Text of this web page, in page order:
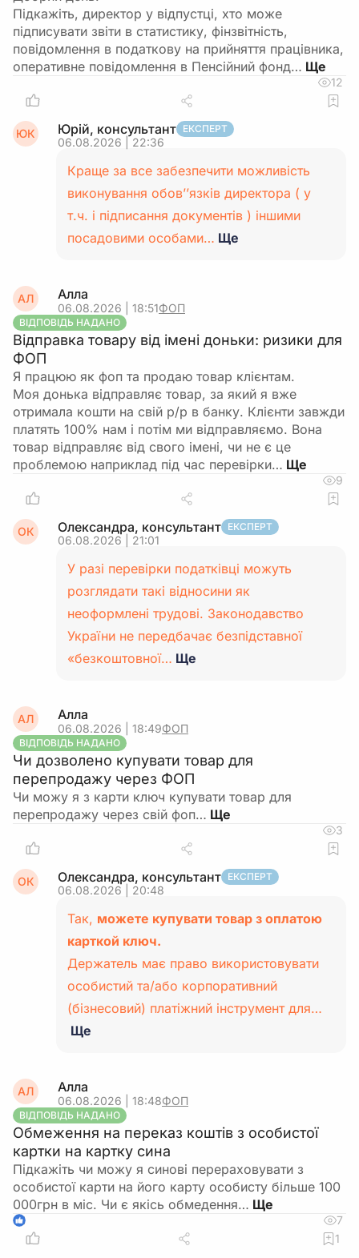
Підкажіть, директор у відпустці, хто може
підписувати звіти в статистику, фінзвітність,
повідомлення в податкову на прийняття працівника,
оперативне повідомлення в Пенсійний фонд…
12
ЮК Юрій, консультант ЕКСПЕРТ
06.08.2026 | 22:36
Краще за все забезпечити можливість
виконування обов’’язків директора ( у
т.ч. і підписання документів ) іншими
посадовими особами… Ще
АЛ Алла
06.08.2026 | 18:51ФОП
ВІДПОВІДЬ НАДАНО
Відправка товару від імені доньки: ризики для
ФОП
Я працюю як фоп та продаю товар клієнтам.
Моя донька відправляє товар, за який я вже
отримала кошти на свій р/р в банку. Клієнти завжди
платять 100% нам і потім ми відправляємо. Вона
товар відправляє від свого імені, чи не є це
проблемою наприклад під час перевірки…
9
ОК Олександра, консультант ЕКСПЕРТ
06.08.2026 | 21:01
У разі перевірки податківці можуть
розглядати такі відносини як
неоформлені трудові. Законодавство
України не передбачає безпідставної
«безкоштовної… Ще
АЛ Алла
06.08.2026 | 18:49ФОП
ВІДПОВІДЬ НАДАНО
Чи дозволено купувати товар для
перепродажу через ФОП
Чи можу я з карти ключ купувати товар для
перепродажу через свій фоп…
3
ОК Олександра, консультант ЕКСПЕРТ
06.08.2026 | 20:48
Так, можете купувати товар з оплатою
карткой ключ.
Держатель має право використовувати
особистий та/або корпоративний
(бізнесовий) платіжний інструмент для…
Ще
АЛ Алла
06.08.2026 | 18:48ФОП
ВІДПОВІДЬ НАДАНО
Обмеження на переказ коштів з особистої
картки на картку сина
Підкажіть чи можу я синові перераховувати з
особистої карти на його карту особисту більше 100
000грн в міс. Чи є якісь обмедення…
1
7
1